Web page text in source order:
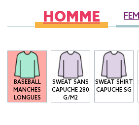
HOMME
BASEBALL
MANCHES
LONGUES
SWEAT SANS
CAPUCHE 280
G/M2
SWEAT SHIRT
CAPUCHE SG